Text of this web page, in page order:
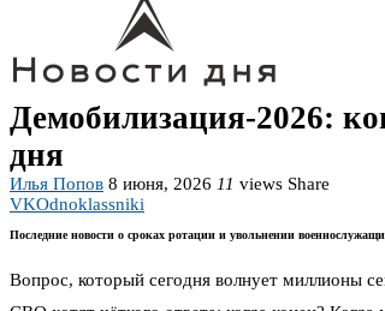
Демобилизация-2026:
дня
Илья Попов 8 июня, 2026 11 views Share
VKOdnoklassniki
Последние новости о сроках ротации и увольнении
Вопрос, который сегодня волнует миллионы